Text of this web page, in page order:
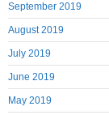
September 2019
August 2019
July 2019
June 2019
May 2019